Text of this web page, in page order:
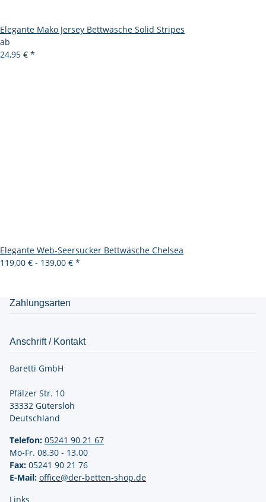
Elegante Mako Jersey Bettwäsche Solid Stripes
ab
24,95 € *
Elegante Web-Seersucker Bettwäsche Chelsea
119,00 € - 139,00 € *
Zahlungsarten
Anschrift / Kontakt
Baretti GmbH
Pfälzer Str. 10
33332 Gütersloh
Deutschland
Telefon: 05241 90 21 67
Mo-Fr. 08.30 - 13.00
Fax: 05241 90 21 76
E-Mail: office@der-betten-shop.de
Links